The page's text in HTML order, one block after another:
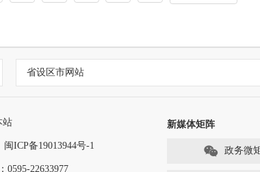
省设区市网站
站
闽ICP备19013944号-1
0595-22633977
新媒体矩阵
政务微